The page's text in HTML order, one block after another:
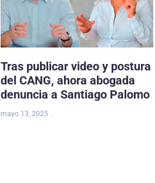
Tras publicar video y postura
del CANG, ahora abogada
denuncia a Santiago Palomo
mayo 13, 2025